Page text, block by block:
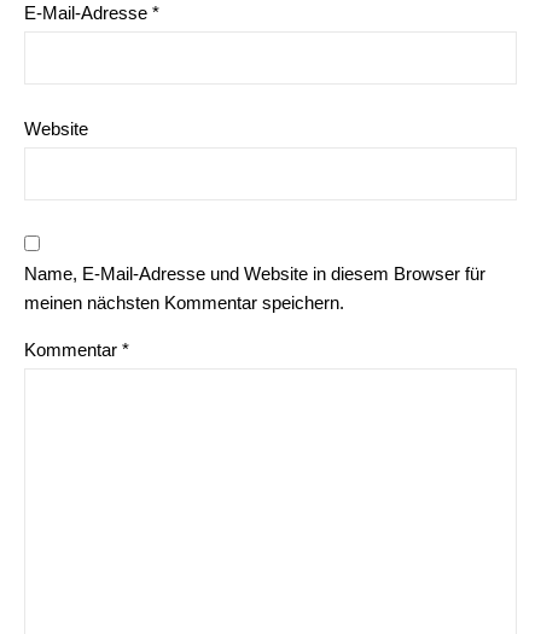
E-Mail-Adresse *
Website
Name, E-Mail-Adresse und Website in diesem Browser für
meinen nächsten Kommentar speichern.
Kommentar *